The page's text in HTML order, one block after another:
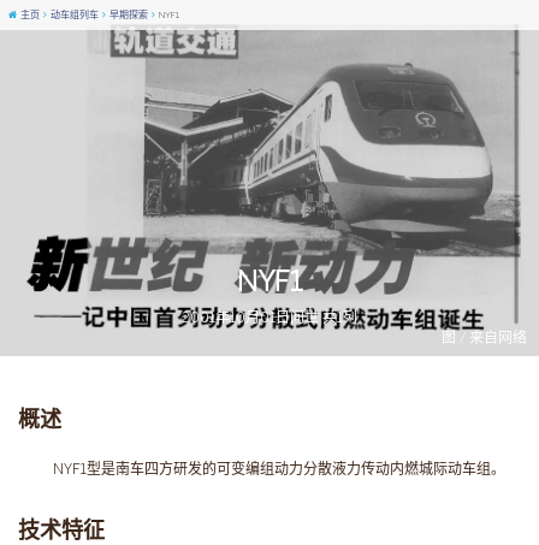
图 / 来自网络
NYF1
2001年10月01日问世 共1列
主页 动车组列车 早期探索 NYF1
概述
NYF1型是南车四方研发的可变编组动力分散液力传动内燃城际动车组。
技术特征